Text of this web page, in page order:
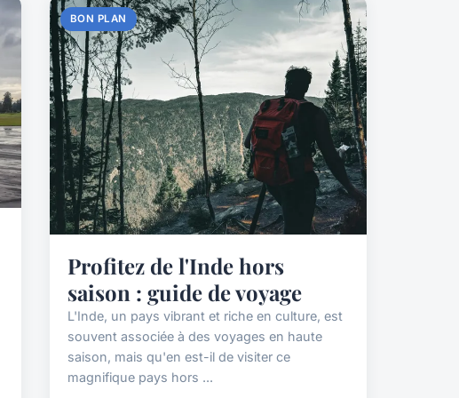
BON PLAN
Profitez de l'Inde hors
saison : guide de voyage
L'Inde, un pays vibrant et riche en culture, est
souvent associée à des voyages en haute
saison, mais qu'en est-il de visiter ce
magnifique pays hors ...